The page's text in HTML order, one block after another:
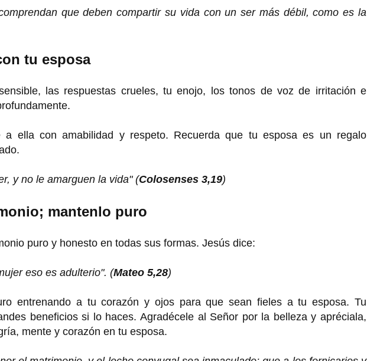
que deben compartir su vida con un ser más débil, como es la
tu esposa
las respuestas crueles, tu enojo, los tonos de voz de irritación e
a ella con amabilidad y respeto. Recuerda que tu esposa es un regalo
y no le amarguen la vida" (Colosenses 3,19)
mantenlo puro
puro y honesto en todas sus formas. Jesús dice:
eso es adulterio". (Mateo 5,28)
entrenando a tu corazón y ojos para que sean fieles a tu esposa. Tu
beneficios si lo haces. Agradécele al Señor por la belleza y apréciala,
mente y corazón en tu esposa.